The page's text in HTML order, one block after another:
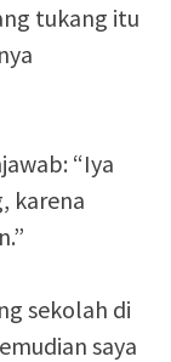
tukang itu
“Iya
karena
sekolah di
saya